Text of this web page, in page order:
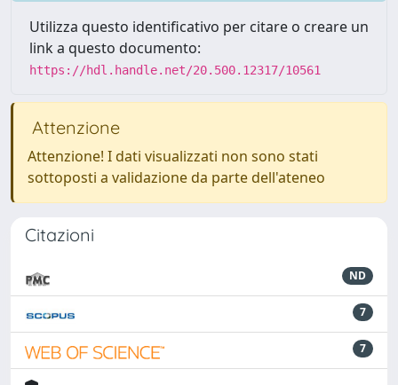
Utilizza questo identificativo per citare o creare un
link a questo documento:
https://hdl.handle.net/20.500.12317/10561
Attenzione
Attenzione! I dati visualizzati non sono stati
sottoposti a validazione da parte dell'ateneo
Citazioni
ND
7
7